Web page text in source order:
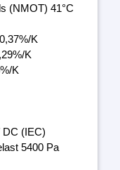
(NMOT) 41°C
K
K
K
DC (IEC)
5400 Pa